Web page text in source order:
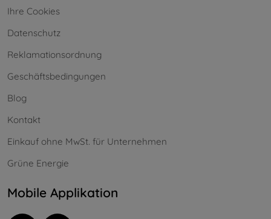
Ihre Cookies
Datenschutz
Reklamationsordnung
Geschäftsbedingungen
Blog
Kontakt
Einkauf ohne MwSt. für Unternehmen
Grüne Energie
Mobile Applikation